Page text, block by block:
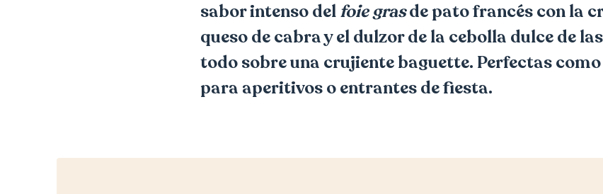
sabor intenso delfoie grasde pato francés con la
queso de cabra y el dulzor de la cebolla dulce de las
todo sobre una crujiente baguette. Perfectas
para aperitivos o entrantes de fiesta.